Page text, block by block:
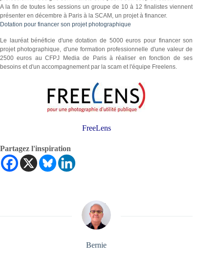
A la fin de toutes les sessions un groupe de 10 à 12 finalistes viennent
présenter en décembre à Paris à la SCAM, un projet à financer.
Dotation pour financer son projet photographique
Le lauréat bénéficie d'une dotation de 5000 euros pour financer son
projet photographique, d'une formation professionnelle d'une valeur de
2500 euros au CFPJ Media de Paris à réaliser en fonction de ses
besoins et d'un accompagnement par la scam et l'équipe Freelens.
FreeLens
Partagez l'inspiration
Bernie